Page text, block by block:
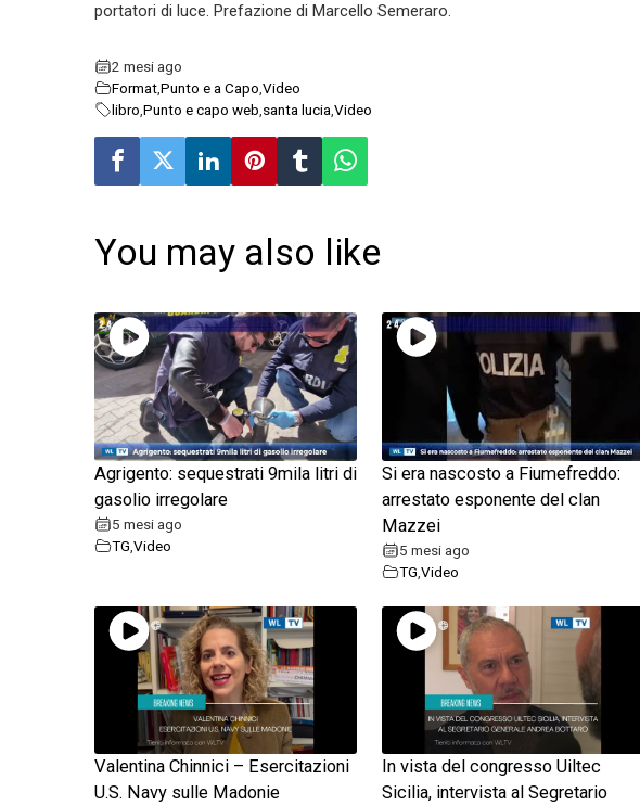
portatori di luce. Prefazione di Marcello Semeraro.
2 mesi ago
Format,Punto e a Capo,Video
libro,Punto e capo web,santa lucia,Video
You may also like
Agrigento: sequestrati 9mila litri di
gasolio irregolare
5 mesi ago
TG Video
Si era nascosto a Fiumefreddo:
arrestato esponente del clan
Mazzei
5 mesi ago
TG Video
Valentina Chinnici – Esercitazioni
U.S. Navy sulle Madonie
In vista del congresso Uiltec
Sicilia, intervista al Segretario